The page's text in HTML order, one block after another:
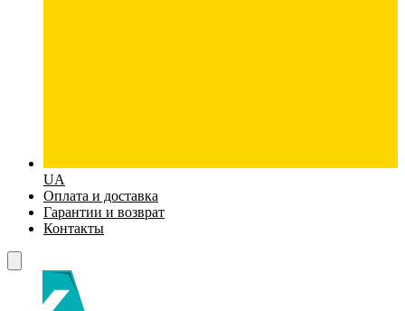
UA
Оплата и доставка
Гарантии и возврат
Контакты